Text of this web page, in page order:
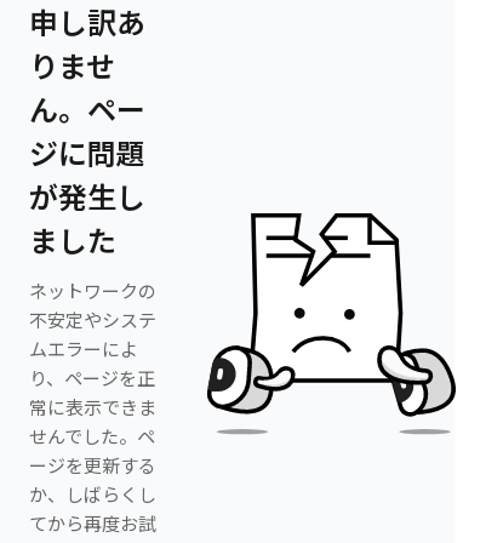
申し訳あ
りませ
ん。ペー
ジに問題
が発生し
ました
ネットワークの
不安定やシステ
ムエラーによ
り、ページを正
常に表示できま
せんでした。ペ
ージを更新する
か、しばらくし
てから再度お試